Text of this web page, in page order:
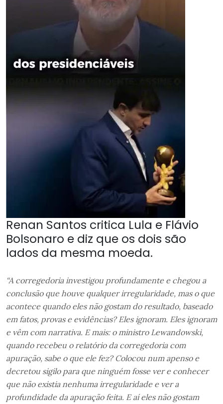
Renan Santos critica Lula e Flávio
Bolsonaro e diz que os dois são
lados da mesma moeda.
“A corregedoria investigou profundamente e chegou a
conclusão que houve qualquer irregularidade, mas o que
acontece quando eles não gostam do resultado, baseado
em fatos, provas e evidências? Eles ignoram. Eles ignoram
e vêm com narrativa. E mais: o ministro Lewandowski,
quando recebeu o relatório da corregedoria com
apuração, sabe o que ele fez? Colocou num apenso e
decretou sigilo para que ninguém fosse ver e conhecer
que não existia nenhuma irregularidade e ver a
profundidade da apuração feita. E aí eles não gostam